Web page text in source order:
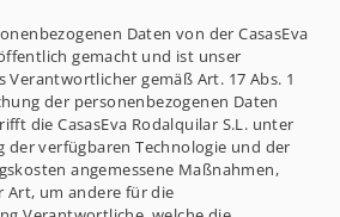
Daten von der CasasEva
gemacht und ist unser
Verantwortlicher gemäß Art. 17 Abs. 1
der personenbezogenen Daten
die CasasEva Rodalquilar S.L. unter
der verfügbaren Technologie und der
angemessene Maßnahmen,
Art, um andere für die